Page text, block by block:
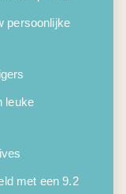
persoonlijke
leuke
met een 9.2